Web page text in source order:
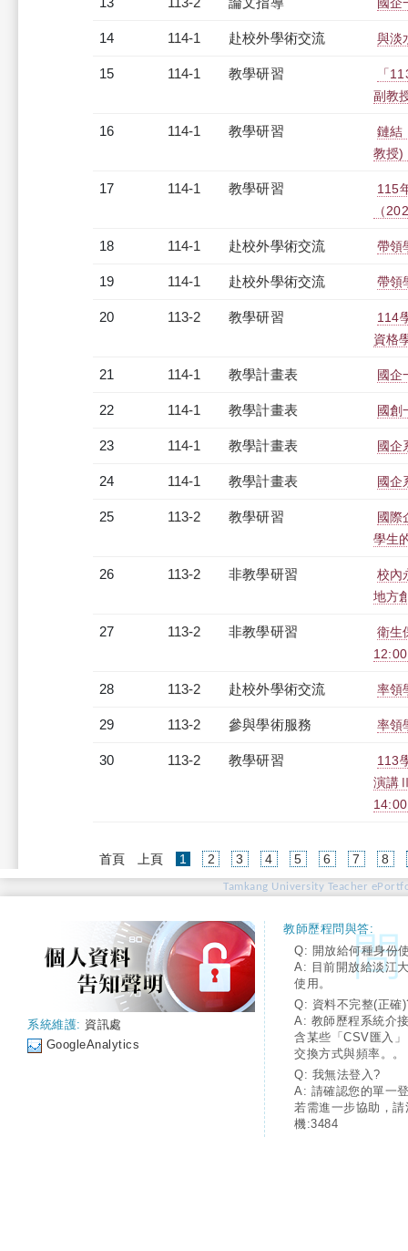
14 114-1 赴校外學術交流 與淡
15 114-1 教學研習
「
副教
16 114-1 教學研習
鏈結
教授)
17 114-1 教學研習
115
（
18 114-1 赴校外學術交流 帶領
19 114-1 赴校外學術交流 帶領
20 113-2 教學研習
114
資格
21 114-1 教學計畫表 國企
22 114-1 教學計畫表 國創
23 114-1 教學計畫表 國企
24 114-1 教學計畫表 國企
25 113-2 教學研習
國際
學生
26 113-2 非教學研習
校內
地方
27 113-2 非教學研習
衛生
28 113-2 赴校外學術交流 率領
29 113-2 參與學術服務 率領
30 113-2 教學研習
113
演講
首頁 上頁 1 (current)
2 3 4 5 6 7 8
Tamkang University Teacher
系統維護: 資訊處
GoogleAnalytics
教師歷程問與答:
Q: 開放給何種身份
A: 目前開放給淡江
使用。
Q: 資料不完整(正確
A: 教師歷程系統介
含某些「CSV匯入
交換方式與頻率。。
Q: 我無法登入?
A: 請確認您的單一
若需進一步協助，
機:3484